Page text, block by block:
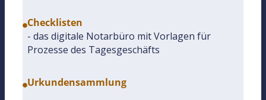
Checklisten
- das digitale Notarbüro mit Vorlagen für
Prozesse des Tagesgeschäfts
Urkundensammlung